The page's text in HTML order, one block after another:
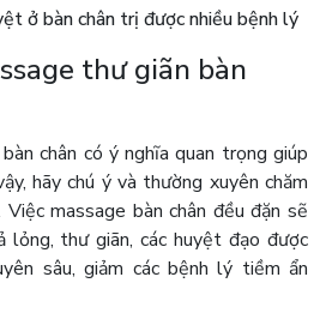
ở bàn chân trị được nhiều bệnh lý
thư giãn bàn
chân có ý nghĩa quan trọng giúp
hãy chú ý và thường xuyên chăm
Việc massage bàn chân đều đặn sẽ
lỏng, thư giãn, các huyệt đạo được
sâu, giảm các bệnh lý tiềm ẩn